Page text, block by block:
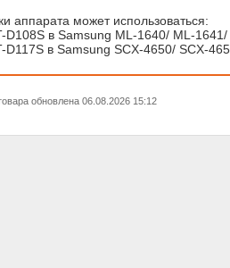
аппарата может использоваться:
D108S в Samsung ML-1640/ ML-
D117S в Samsung SCX-4650/ SCX-
обновлена 06.08.2026 15:12